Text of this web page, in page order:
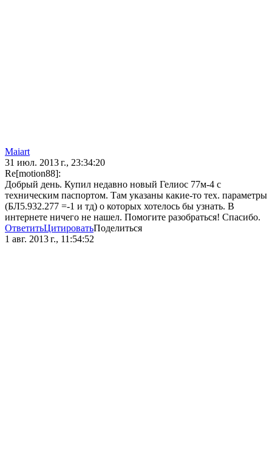
Maiart
31 июл. 2013 г., 23:34:20
Re[motion88]:
Добрый день. Купил недавно новый Гелиос 77м-4 с
техническим паспортом. Там указаны какие-то тех. параметры
(БЛ5.932.277 =-1 и тд) о которых хотелось бы узнать. В
интернете ничего не нашел. Помогите разобраться! Спасибо.
ОтветитьЦитироватьПоделиться
1 авг. 2013 г., 11:54:52